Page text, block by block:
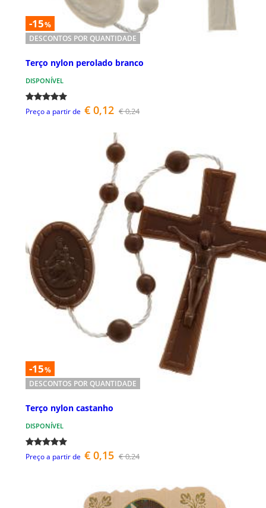
-15%
DESCONTOS POR QUANTIDADE
Terço nylon perolado branco
DISPONÍVEL
Preço a partir de € 0,12 € 0,24
-15%
DESCONTOS POR QUANTIDADE
Terço nylon castanho
DISPONÍVEL
Preço a partir de € 0,15 € 0,24